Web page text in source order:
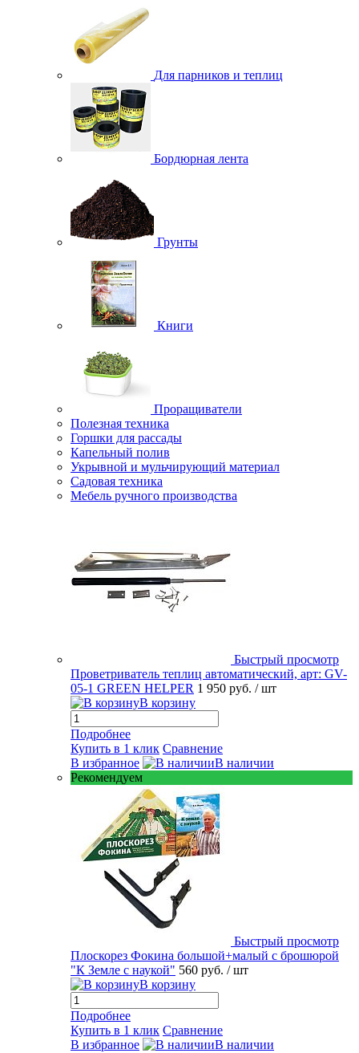
Для парников и теплиц
Бордюрная лента
Грунты
Книги
Проращиватели
Полезная техника
Горшки для рассады
Капельный полив
Укрывной и мульчирующий материал
Садовая техника
Мебель ручного производства
Быстрый просмотр
Проветриватель теплиц автоматический, арт: GV-
05-1 GREEN HELPER 1 950 руб. / шт
В корзину
Подробнее
Купить в 1 клик Сравнение
В избранное
В наличии
Рекомендуем
Быстрый просмотр
Плоскорез Фокина большой+малый с брошюрой
"К Земле с наукой" 560 руб. / шт
В корзину
Подробнее
Купить в 1 клик Сравнение
В избранное
В наличии